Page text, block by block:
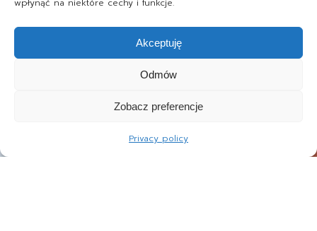
wpłynąć na niektóre cechy i funkcje.
Akceptuję
Odmów
Zobacz preferencje
Privacy policy